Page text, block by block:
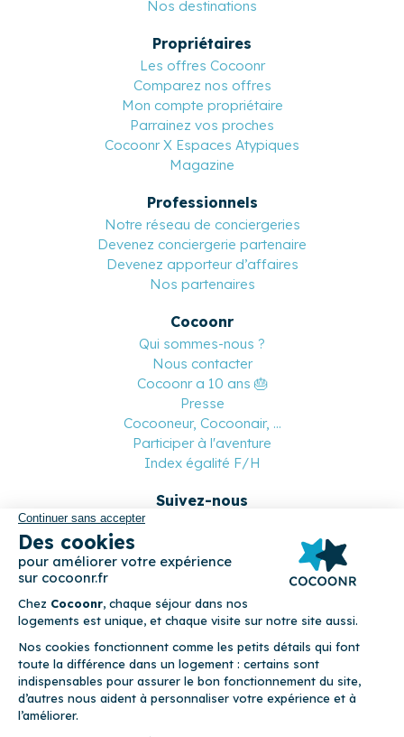
Nos destinations
Propriétaires
Les offres Cocoonr
Comparez nos offres
Mon compte propriétaire
Parrainez vos proches
Cocoonr X Espaces Atypiques
Magazine
Professionnels
Notre réseau de conciergeries
Devenez conciergerie partenaire
Devenez apporteur d’affaires
Nos partenaires
Cocoonr
Qui sommes-nous ?
Nous contacter
Cocoonr a 10 ans 🎂
Presse
Cocooneur, Cocoonair, ...
Participer à l'aventure
Index égalité F/H
Suivez-nous